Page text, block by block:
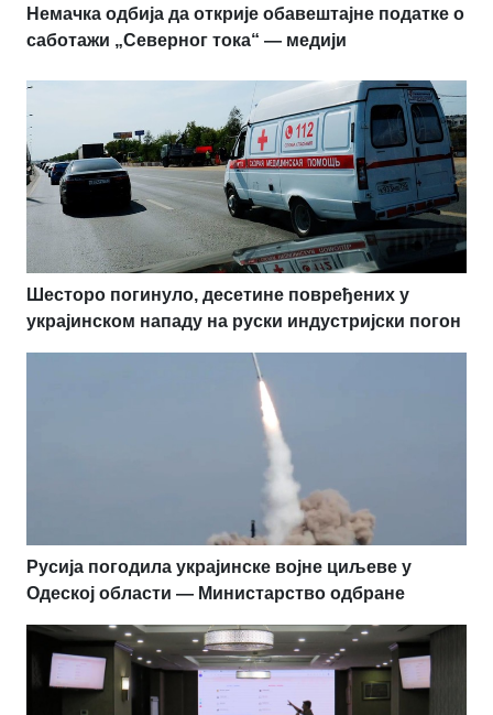
Немачка одбија да открије обавештајне податке о
саботажи „Северног тока“ — медији
Шесторо погинуло, десетине повређених у
украјинском нападу на руски индустријски погон
Русија погодила украјинске војне циљеве у
Одеској области — Министарство одбране